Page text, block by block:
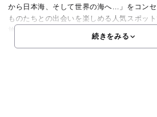
から日本海、そして世界の海へ…」をコンセ
ものたちとの出会いを楽しめる人気スポッ
施設なので、夏の暑さや急な雨の日でも快適
続きをみる